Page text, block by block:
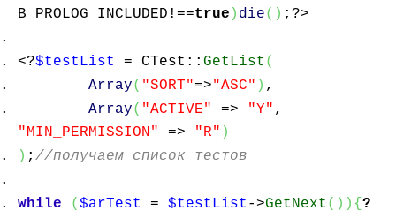
B_PROLOG_INCLUDED!==true ) die( ) ;?>
<?$testList = CTest:: GetList (
Array( "SORT"=>"ASC" ) ,
Array( "ACTIVE" => "Y" ,
"MIN_PERMISSION"
=> "R" )
) ; //получаем список тестов
while ( $arTest = $testList ->GetNext ( ) ) { ?